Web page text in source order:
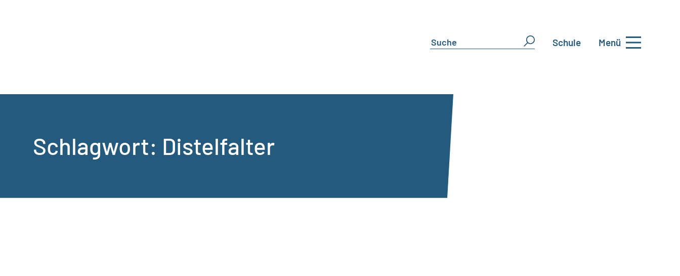
Schule Menü
Schlagwort: Distelfalter